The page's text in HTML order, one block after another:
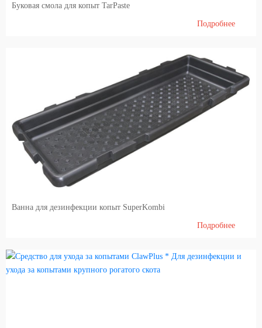
Буковая смола для копыт TarPaste
Подробнее
Ванна для дезинфекции копыт SuperKombi
Подробнее